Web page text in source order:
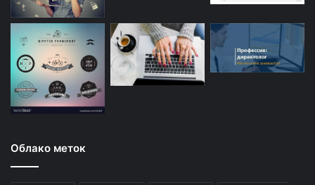
Облако меток